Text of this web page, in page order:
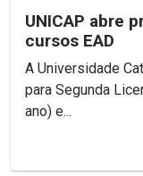
UNICAP abre
cursos EAD
A Universidade
para Segunda
ano) e...